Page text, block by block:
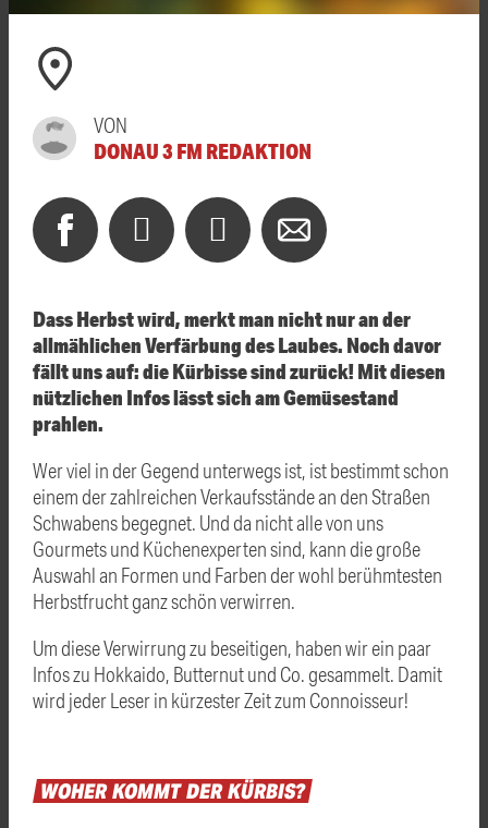
VON
DONAU 3 FM REDAKTION
Dass Herbst wird, merkt man nicht nur an der
allmählichen Verfärbung des Laubes. Noch davor
fällt uns auf: die Kürbisse sind zurück! Mit diesen
nützlichen Infos lässt sich am Gemüsestand
prahlen.
Wer viel in der Gegend unterwegs ist, ist bestimmt schon
einem der zahlreichen Verkaufsstände an den Straßen
Schwabens begegnet. Und da nicht alle von uns
Gourmets und Küchenexperten sind, kann die große
Auswahl an Formen und Farben der wohl berühmtesten
Herbstfrucht ganz schön verwirren.
Um diese Verwirrung zu beseitigen, haben wir ein paar
Infos zu Hokkaido, Butternut und Co. gesammelt. Damit
wird jeder Leser in kürzester Zeit zum Connoisseur!
WOHERKOMMTDERKÜRBIS?